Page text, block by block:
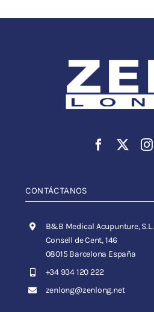
CONTÁCTANOS
B&B Medical Acupunture, S.L.
Consell de Cent, 146
08015 Barcelona España
+34 934 120 222
zenlong@zenlong.net